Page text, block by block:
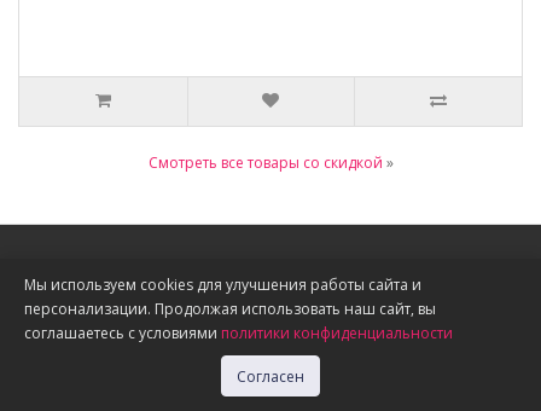
Смотреть все товары со скидкой »
Информация
О нас
Доставка, оплата, скидки
Политика конфиденциальности
Мы используем cookies для улучшения работы сайта и
персонализации. Продолжая использовать наш сайт, вы
соглашаетесь с условиями политики конфиденциальности
Согласен